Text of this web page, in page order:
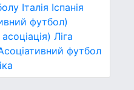
Італія Іспанія
футбол)
Ліга
футбол